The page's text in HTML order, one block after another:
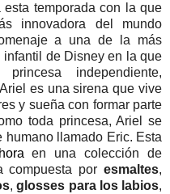
temporada con la que
innovadora del mundo
a una de la más
de Disney en la que
independiente,
es una sirena que vive
y sueña con formar parte
toda princesa, Ariel se
llamado Eric. Esta
en una colección de
compuesta por esmaltes,
,glosses para los labios,